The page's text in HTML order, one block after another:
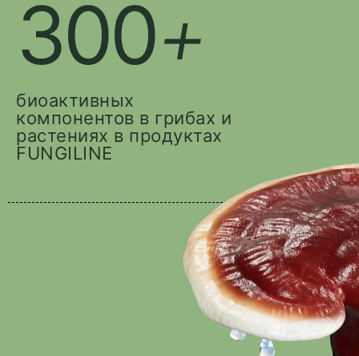
300+
биоактивных
компонентов в грибах и
растениях в продуктах
FUNGILINE